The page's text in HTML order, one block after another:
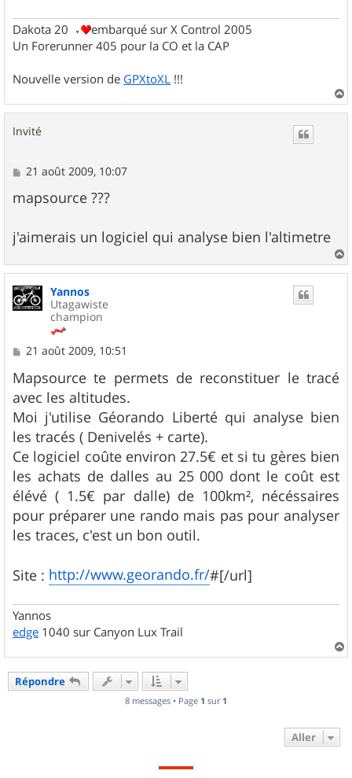
Dakota 20
embarqué sur X Control 2005
Un Forerunner 405 pour la CO et la CAP
Nouvelle version de GPXtoXL !!!
a
Invité
M
s
s
g
e
21 août 2009, 10:07
mapsource ???
j'aimerais un logiciel qui analyse bien l'altimetre
a
Yannos
Utagawiste
champion
M
s
s
a
g
e
21 août 2009, 10:51
Mapsource te permets de reconstituer le tracé
avec les altitudes.
Moi j'utilise Géorando Liberté qui analyse bien
les tracés ( Denivelés + carte).
Ce logiciel coûte environ 27.5€ et si tu gères bien
les achats de dalles au 25 000 dont le coût est
élévé ( 1.5€ par dalle) de 100km², nécéssaires
pour préparer une rando mais pas pour analyser
les traces, c'est un bon outil.
Site : http://www.georando.fr/#[/url]
Yannos
edge 1040 sur Canyon Lux Trail
a
Répondre
8 messages • Page 1 sur 1
Aller